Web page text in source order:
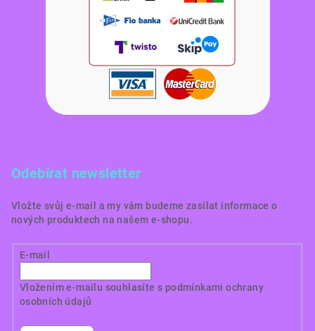
Odebírat newsletter
Vložte svůj e-mail a my vám budeme zasílat informace o
nových produktech na našem e-shopu.
E-mail
Vložením e-mailu souhlasíte s podmínkami ochrany
osobních údajů